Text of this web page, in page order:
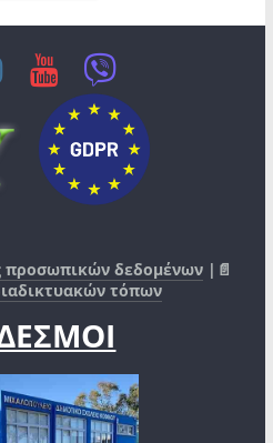
προσωπικών δεδομένων |📄
τόπων